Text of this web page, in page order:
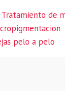
Tratamiento de
pelo a pelo